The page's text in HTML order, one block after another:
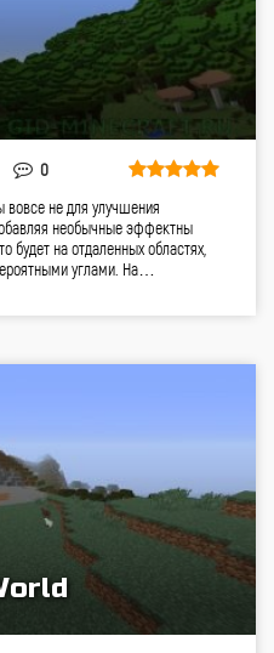
0
не для улучшения
необычные эффектны
будет на отдаленных областях,
углами. На…